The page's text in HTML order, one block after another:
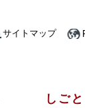
サイトマップ
しご